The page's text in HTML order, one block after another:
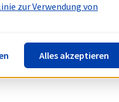
zur Verwendung von
Alles akzeptieren